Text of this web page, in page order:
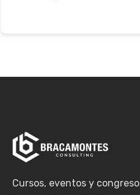
Cursos, eventos y